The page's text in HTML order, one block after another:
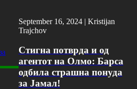
September 16, 2024 | Kristijan
Trajchov
Стигна потврда и од
агентот на Олмо: Барса
одбила страшна понуда
за Јамал!